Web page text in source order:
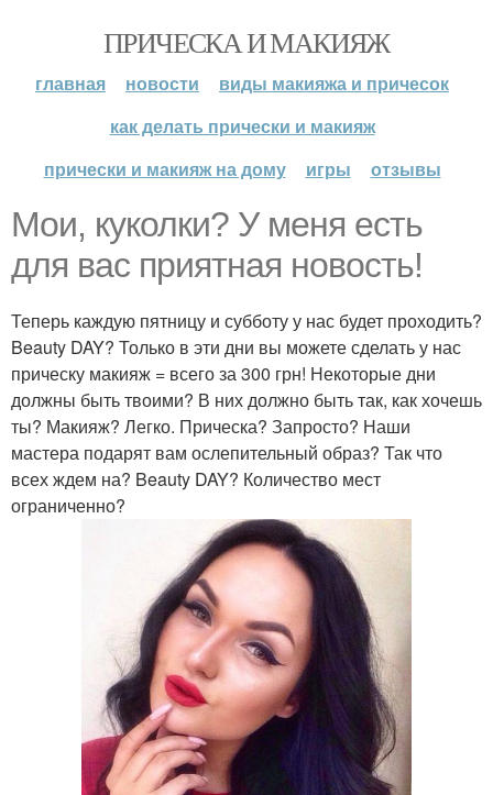
ПРИЧЕСКА И МАКИЯЖ
главная новости
виды макияжа и причесок
как делать прически и макияж
прически и макияж на дому
игры отзывы
Мои, куколки? У меня есть
для вас приятная новость!
Теперь каждую пятницу и субботу у нас будет проходить?
Beauty DAY? Только в эти дни вы можете сделать у нас
прическу макияж = всего за 300 грн! Некоторые дни
должны быть твоими? В них должно быть так, как хочешь
ты? Макияж? Легко. Прическа? Запросто? Наши
мастера подарят вам ослепительный образ? Так что
всех ждем на? Beauty DAY? Количество мест
ограниченно?